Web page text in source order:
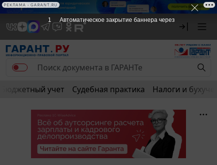
РЕКЛАМА
Бюджетный учет Судебная практика Налоги и